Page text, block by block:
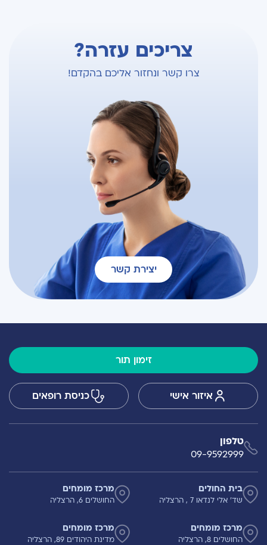
צריכים עזרה?
צרו קשר ונחזור אליכם בהקדם!
יצירת קשר
זימון תור
איזור אישי כניסת רופאים
טלפון
09-9592999
בית החולים
שד' אלי לנדאו 7 , הרצליה
מרכז מומחים
החושלים 6, הרצליה
מרכז מומחים
החושלים 8, הרצליה
מרכז מומחים
מדינת היהודים 89, הרצליה